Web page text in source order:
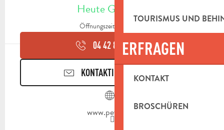
TOURISMUS UND
ERFRAGEN
KONTAKT
BROSCHÜREN
Heute Geöffnet
Öffnungszeiten ansehen
04 42 82 55▒▒
KONTAKTIEREN SIE UNS
www.peypin.fr